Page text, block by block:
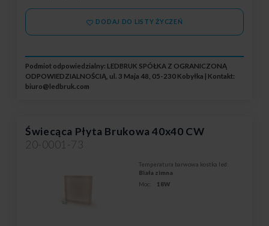
DODAJ DO LISTY ŻYCZEŃ
Podmiot odpowiedzialny: LEDBRUK SPÓŁKA Z OGRANICZONĄ
ODPOWIEDZIALNOŚCIĄ, ul. 3 Maja 48, 05-230 Kobyłka | Kontakt:
biuro@ledbruk.com
Świecąca Płyta Brukowa 40x40 CW
20-0001-73
Temperatura barwowa kostka led:
Biała zimna
Moc:
18W